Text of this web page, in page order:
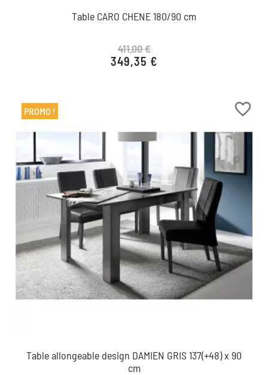
Table CARO CHENE 180/90 cm
Prix de base
411,00 €
Prix
349,35 €
favorite_border
Table allongeable design DAMIEN GRIS 137(+48) x 90
cm
PROMO !